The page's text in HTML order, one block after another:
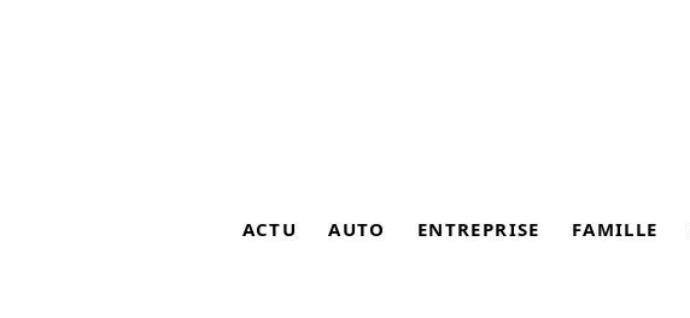
ACTU AUTO ENTREPRISE FAMILLE